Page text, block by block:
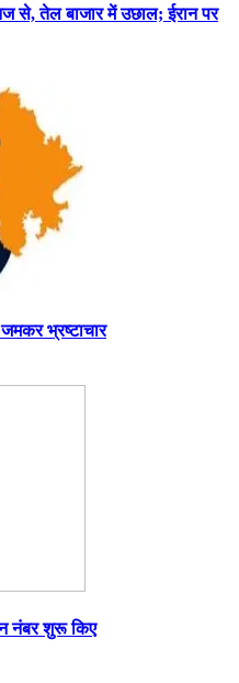
से, तेल बाजार में उछाल; ईरान पर
भ्रष्टाचार
नंबर शुरू किए